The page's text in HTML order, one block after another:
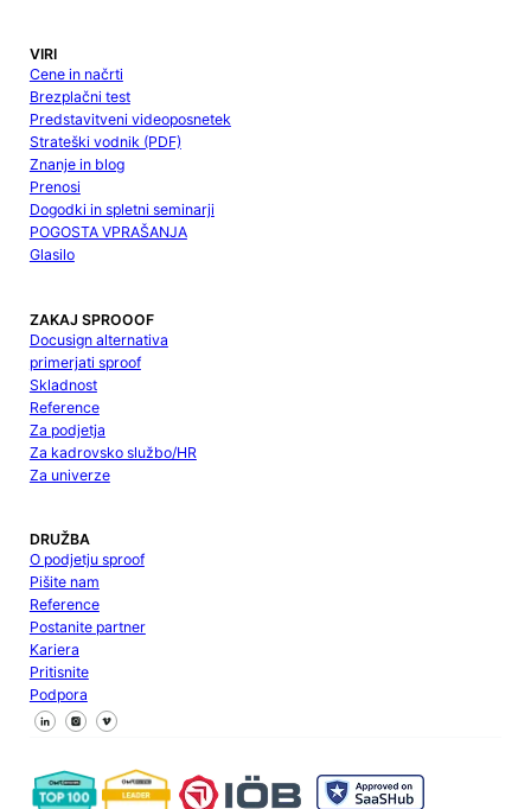
VIRI
Cene in načrti
Brezplačni test
Predstavitveni videoposnetek
Strateški vodnik (PDF)
Znanje in blog
Prenosi
Dogodki in spletni seminarji
POGOSTA VPRAŠANJA
Glasilo
ZAKAJ SPROOOF
Docusign alternativa
primerjati sproof
Skladnost
Reference
Za podjetja
Za kadrovsko službo/HR
Za univerze
DRUŽBA
O podjetju sproof
Pišite nam
Reference
Postanite partner
Kariera
Pritisnite
Podpora
Sledite nam na Facebooku
Sledite nam na X
Sledite nam na LinkedInu